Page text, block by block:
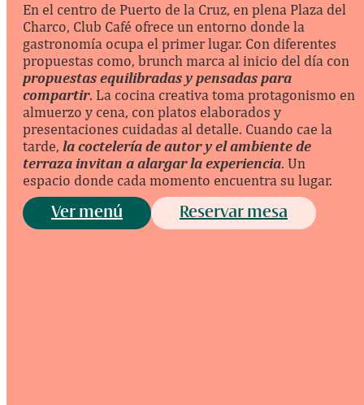
En el centro de Puerto de la Cruz, en plena Plaza del
Charco, Club Café ofrece un entorno donde la
gastronomía ocupa el primer lugar. Con diferentes
propuestas como, brunch marca al inicio del día con
propuestas equilibradas y pensadas para
compartir. La cocina creativa toma protagonismo en
almuerzo y cena, con platos elaborados y
presentaciones cuidadas al detalle. Cuando cae la
tarde, la coctelería de autor y el ambiente de
terraza invitan a alargar la experiencia. Un
espacio donde cada momento encuentra su lugar.
Ver menú Reservar mesa